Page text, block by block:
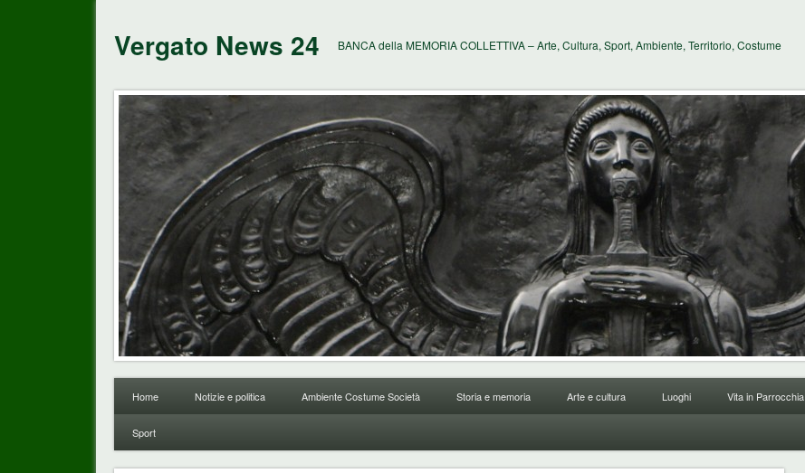
Vergato News 24 BANCA della MEMORIA COLLETTIVA – Arte, Cultura, Sport, Ambiente, Territorio, Costume
Home Notizie e politica Ambiente Costume Società Storia e memoria Arte e cultura Luoghi Vita in Parrocchia
Sport